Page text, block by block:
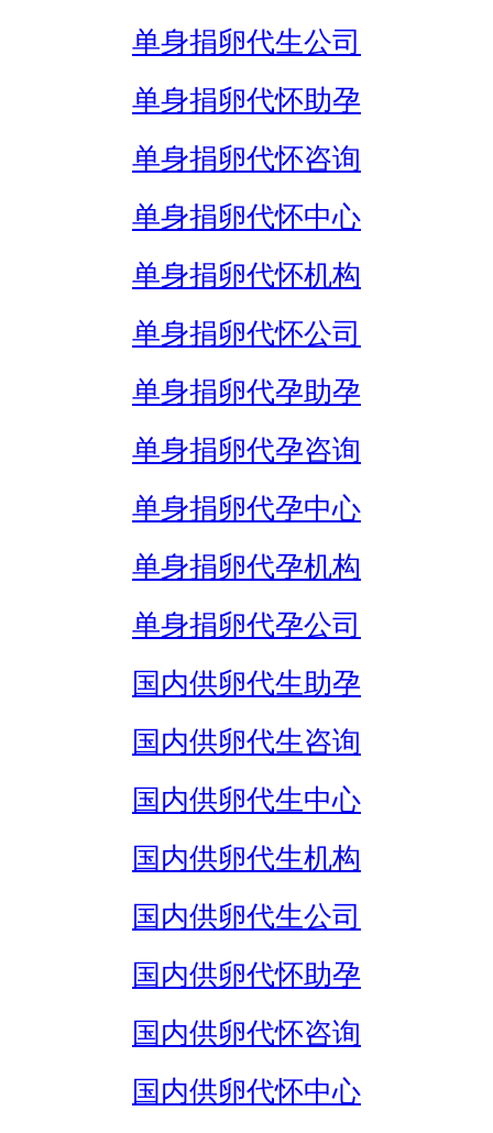
单身捐卵代生公司
单身捐卵代怀助孕
单身捐卵代怀咨询
单身捐卵代怀中心
单身捐卵代怀机构
单身捐卵代怀公司
单身捐卵代孕助孕
单身捐卵代孕咨询
单身捐卵代孕中心
单身捐卵代孕机构
单身捐卵代孕公司
国内供卵代生助孕
国内供卵代生咨询
国内供卵代生中心
国内供卵代生机构
国内供卵代生公司
国内供卵代怀助孕
国内供卵代怀咨询
国内供卵代怀中心